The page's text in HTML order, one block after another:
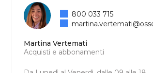
Martina Vertemati
Acquisti e abbonamenti
800 033 715